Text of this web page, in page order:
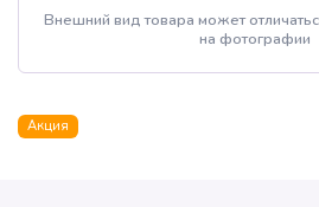
Внешний вид товара может
на фотографии
Акция